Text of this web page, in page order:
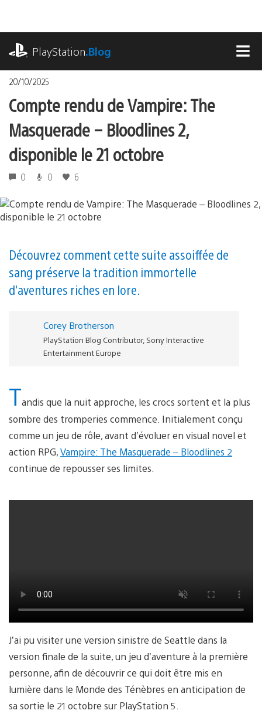
contenu
PlayStation.Blog
20/10/2025
Compte rendu de Vampire: The
Masquerade – Bloodlines 2,
disponible le 21 octobre
0 0 6
Découvrez comment cette suite assoiffée de
sang préserve la tradition immortelle
d'aventures riches en lore.
Corey Brotherson
PlayStation Blog Contributor, Sony Interactive
Entertainment Europe
Tandis que la nuit approche, les crocs sortent et la plus
sombre des tromperies commence. Initialement conçu
comme un jeu de rôle, avant d’évoluer en visual novel et
action RPG,Vampire: The Masquerade – Bloodlines 2
continue de repousser ses limites.
J’ai pu visiter une version sinistre de Seattle dans la
version finale de la suite, un jeu d’aventure à la première
personne, afin de découvrir ce qui doit être mis en
lumière dans le Monde des Ténèbres en anticipation de
sa sortie le 21 octobre sur PlayStation 5.